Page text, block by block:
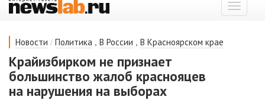
Показать
меню
Новости / Политика , В России , В Красноярском крае
Крайизбирком не признает
большинство жалоб краснояцев
на нарушения на выборах